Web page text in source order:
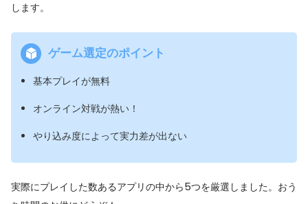
します。
ゲーム選定のポイント
基本プレイが無料
オンライン対戦が熱い！
やり込み度によって実力差が出ない
実際にプレイした数あるアプリの中から5つを厳選しました。おう